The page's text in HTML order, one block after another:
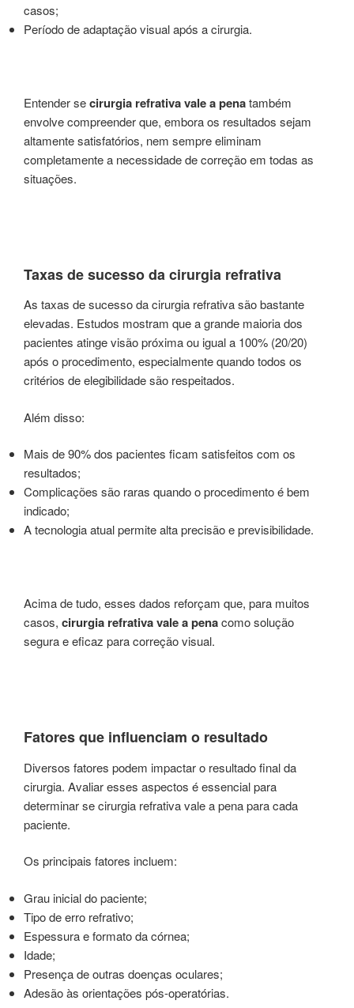
casos;
Período de adaptação visual após a cirurgia.
Entender secirurgia refrativa vale a penatambém
envolve compreender que, embora os resultados sejam
altamente satisfatórios, nem sempre eliminam
completamente a necessidade de correção em todas as
situações.
Taxas de sucesso da cirurgia refrativa
As taxas de sucesso da cirurgia refrativa são bastante
elevadas. Estudos mostram que a grande maioria dos
pacientes atinge visão próxima ou igual a 100% (20/20)
após o procedimento, especialmente quando todos os
critérios de elegibilidade são respeitados.
Além disso:
Mais de 90% dos pacientes ficam satisfeitos com os
resultados;
Complicações são raras quando o procedimento é bem
indicado;
A tecnologia atual permite alta precisão e previsibilidade.
Acima de tudo, esses dados reforçam que, para muitos
casos, cirurgia refrativa vale a penacomo solução
segura e eficaz para correção visual.
Fatores que influenciam o resultado
Diversos fatores podem impactar o resultado final da
cirurgia. Avaliar esses aspectos é essencial para
determinar se cirurgia refrativa vale a pena para cada
paciente.
Os principais fatores incluem:
Grau inicial do paciente;
Tipo de erro refrativo;
Espessura e formato da córnea;
Idade;
Presença de outras doenças oculares;
Adesão às orientações pós-operatórias.